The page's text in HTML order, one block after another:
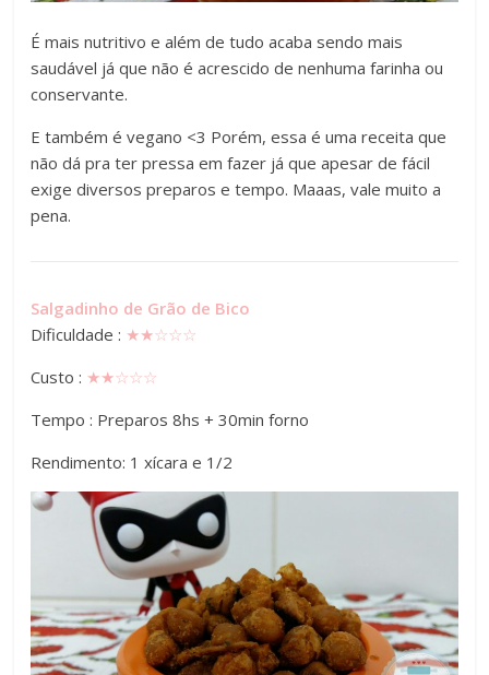
É mais nutritivo e além de tudo acaba sendo mais
saudável já que não é acrescido de nenhuma farinha ou
conservante.
E também é vegano <3 Porém, essa é uma receita que
não dá pra ter pressa em fazer já que apesar de fácil
exige diversos preparos e tempo. Maaas, vale muito a
pena.
Salgadinho de Grão de Bico
Dificuldade : ★★☆☆☆
Custo : ★★☆☆☆
Tempo : Preparos 8hs + 30min forno
Rendimento: 1 xícara e 1/2